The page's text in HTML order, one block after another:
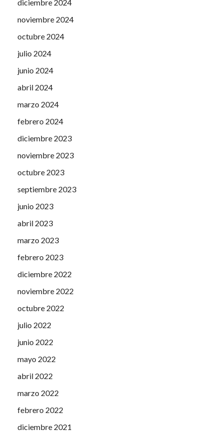
diciembre 2024
noviembre 2024
octubre 2024
julio 2024
junio 2024
abril 2024
marzo 2024
febrero 2024
diciembre 2023
noviembre 2023
octubre 2023
septiembre 2023
junio 2023
abril 2023
marzo 2023
febrero 2023
diciembre 2022
noviembre 2022
octubre 2022
julio 2022
junio 2022
mayo 2022
abril 2022
marzo 2022
febrero 2022
diciembre 2021